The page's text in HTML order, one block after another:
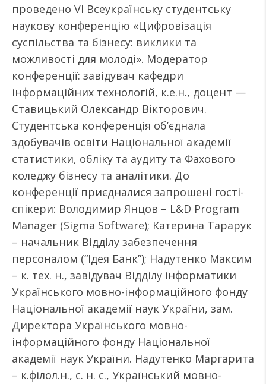
проведено VІ Всеукраїнську студентську
наукову конференцію «Цифровізація
суспільства та бізнесу: виклики та
можливості для молоді». Модератор
конференції: завідувач кафедри
інформаційних технологій, к.е.н., доцент —
Ставицький Олександр Вікторович.
Студентська конференція об’єднала
здобувачів освіти Національної академії
статистики, обліку та аудиту та Фахового
коледжу бізнесу та аналітики. До
конференції приєдналися запрошені гості-
спікери: Володимир Янцов – L&D Program
Manager (Sigma Software); Катерина Тарарук
– начальник Відділу забезпечення
персоналом (“Ідея Банк”); Надутенко Максим
– к. тех. н., завідувач Відділу інформатики
Українського мовно-інформаційного фонду
Національної академії наук України, зам.
Директора Українського мовно-
інформаційного фонду Національної
академії наук України. Надутенко Маргарита
– к.філол.н., с. н. с., Український мовно-